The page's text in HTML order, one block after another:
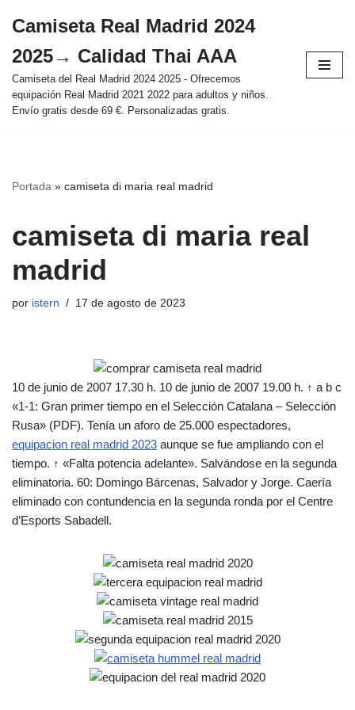
al
contenido
Camiseta Real Madrid 2024
2025→ Calidad Thai AAA
Camiseta del Real Madrid 2024 2025 - Ofrecemos
equipación Real Madrid 2021 2022 para adultos y niños.
Envío gratis desde 69 €. Personalizadas gratis.
Portada » camiseta di maria real madrid
camiseta di maria real
madrid
por istern 17 de agosto de 2023
10 de junio de 2007 17.30 h. 10 de junio de 2007 19.00 h. ↑ a b c
«1-1: Gran primer tiempo en el Selección Catalana – Selección
Rusa» (PDF). Tenía un aforo de 25.000 espectadores,
equipacion real madrid 2023 aunque se fue ampliando con el
tiempo. ↑ «Falta potencia adelante». Salvándose en la segunda
eliminatoria. 60: Domingo Bárcenas, Salvador y Jorge. Caería
eliminado con contundencia en la segunda ronda por el Centre
d’Esports Sabadell.